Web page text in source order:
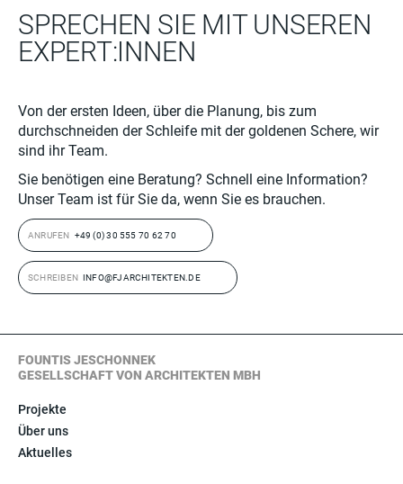
SPRECHEN SIE MIT UNSEREN
EXPERT:INNEN
Von der ersten Ideen, über die Planung, bis zum
durchschneiden der Schleife mit der goldenen Schere, wir
sind ihr Team.
Sie benötigen eine Beratung? Schnell eine Information?
Unser Team ist für Sie da, wenn Sie es brauchen.
ANRUFEN +49 (0) 30 555 70 62 70
SCHREIBEN INFO@FJARCHITEKTEN.DE
FOUNTIS JESCHONNEK
GESELLSCHAFT VON ARCHITEKTEN MBH
Projekte
Über uns
Aktuelles